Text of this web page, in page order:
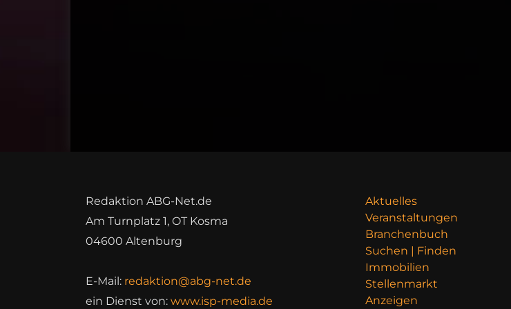
Redaktion ABG-Net.de
Am Turnplatz 1, OT Kosma
04600 Altenburg
E-Mail: redaktion@abg-net.de
ein Dienst von: www.isp-media.de
Aktuelles
Veranstaltungen
Branchenbuch
Suchen | Finden
Immobilien
Stellenmarkt
Anzeigen